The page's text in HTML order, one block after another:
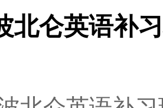
北仑英语补